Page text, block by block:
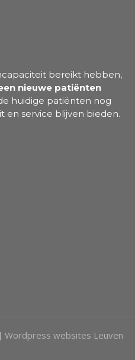
bereikt hebben,
nieuwe patiënten
huidige patiënten nog
en service blijven bieden.
| Wordpress websites Leuven